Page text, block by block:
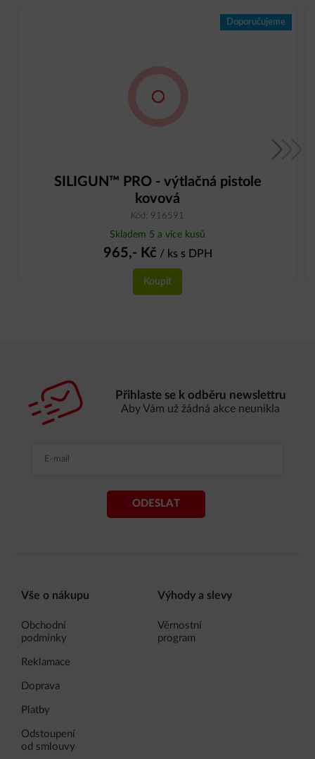
Doporučujeme
SILIGUN™ PRO - výtlačná pistole
kovová
Kód: 916591
Skladem 5 a více kusů
965,-Kč / ks s DPH
Koupit
Přihlaste se k odběru newslettru
Aby Vám už žádná akce neunikla
ODESLAT
Vše o nákupu
Obchodní
podmínky
Reklamace
Doprava
Platby
Odstoupení
od smlouvy
Výhody a slevy
Věrnostní
program